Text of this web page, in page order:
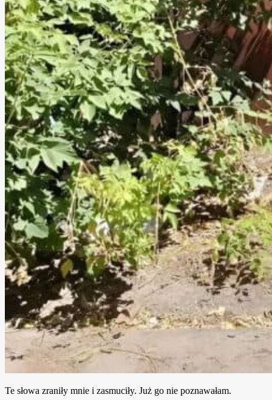
Te słowa zraniły mnie i zasmuciły. Już go nie poznawałam.